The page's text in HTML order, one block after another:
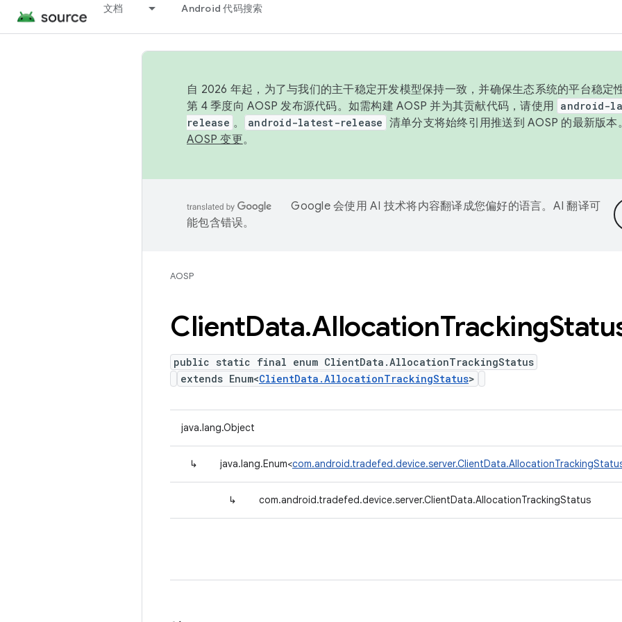
文档 Android 代码搜索
自 2026 年起，为了与我们的主干稳定开发模型保持一致，并确保生态系统的平台稳定
第 4 季度向 AOSP 发布源代码。如需构建 AOSP 并为其贡献代码，请使用 android-
release 。 android-latest-release 清单分支将始终引用推送到 AOSP 的最新版
AOSP 变更。
Google 会使用 AI 技术将内容翻译成您偏好的语言。AI 翻译可
能包含错误。
AOSP
ClientData.AllocationTracking
public static final enum ClientData.AllocationTrackingStatus
extends Enum<ClientData.AllocationTrackingStatus>
java.lang.Object
↳ java.lang.Enum<
↳ com.android.tradefed.device.server.ClientData.AllocationTrackingStatus